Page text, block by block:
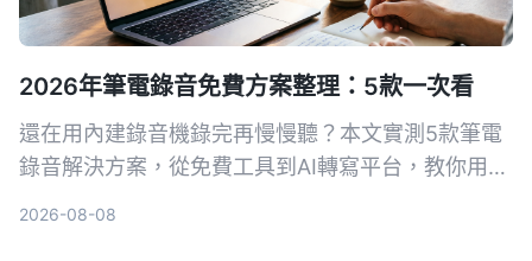
2026年筆電錄音免費方案整理：5款一次看
還在用內建錄音機錄完再慢慢聽？本文實測5款筆電
錄音解決方案，從免費工具到AI轉寫平台，教你用對
2026-08-08